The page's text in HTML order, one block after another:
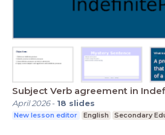
Subject Verb agreement in
April 2026- 18 slides
New lesson editor English Secondary